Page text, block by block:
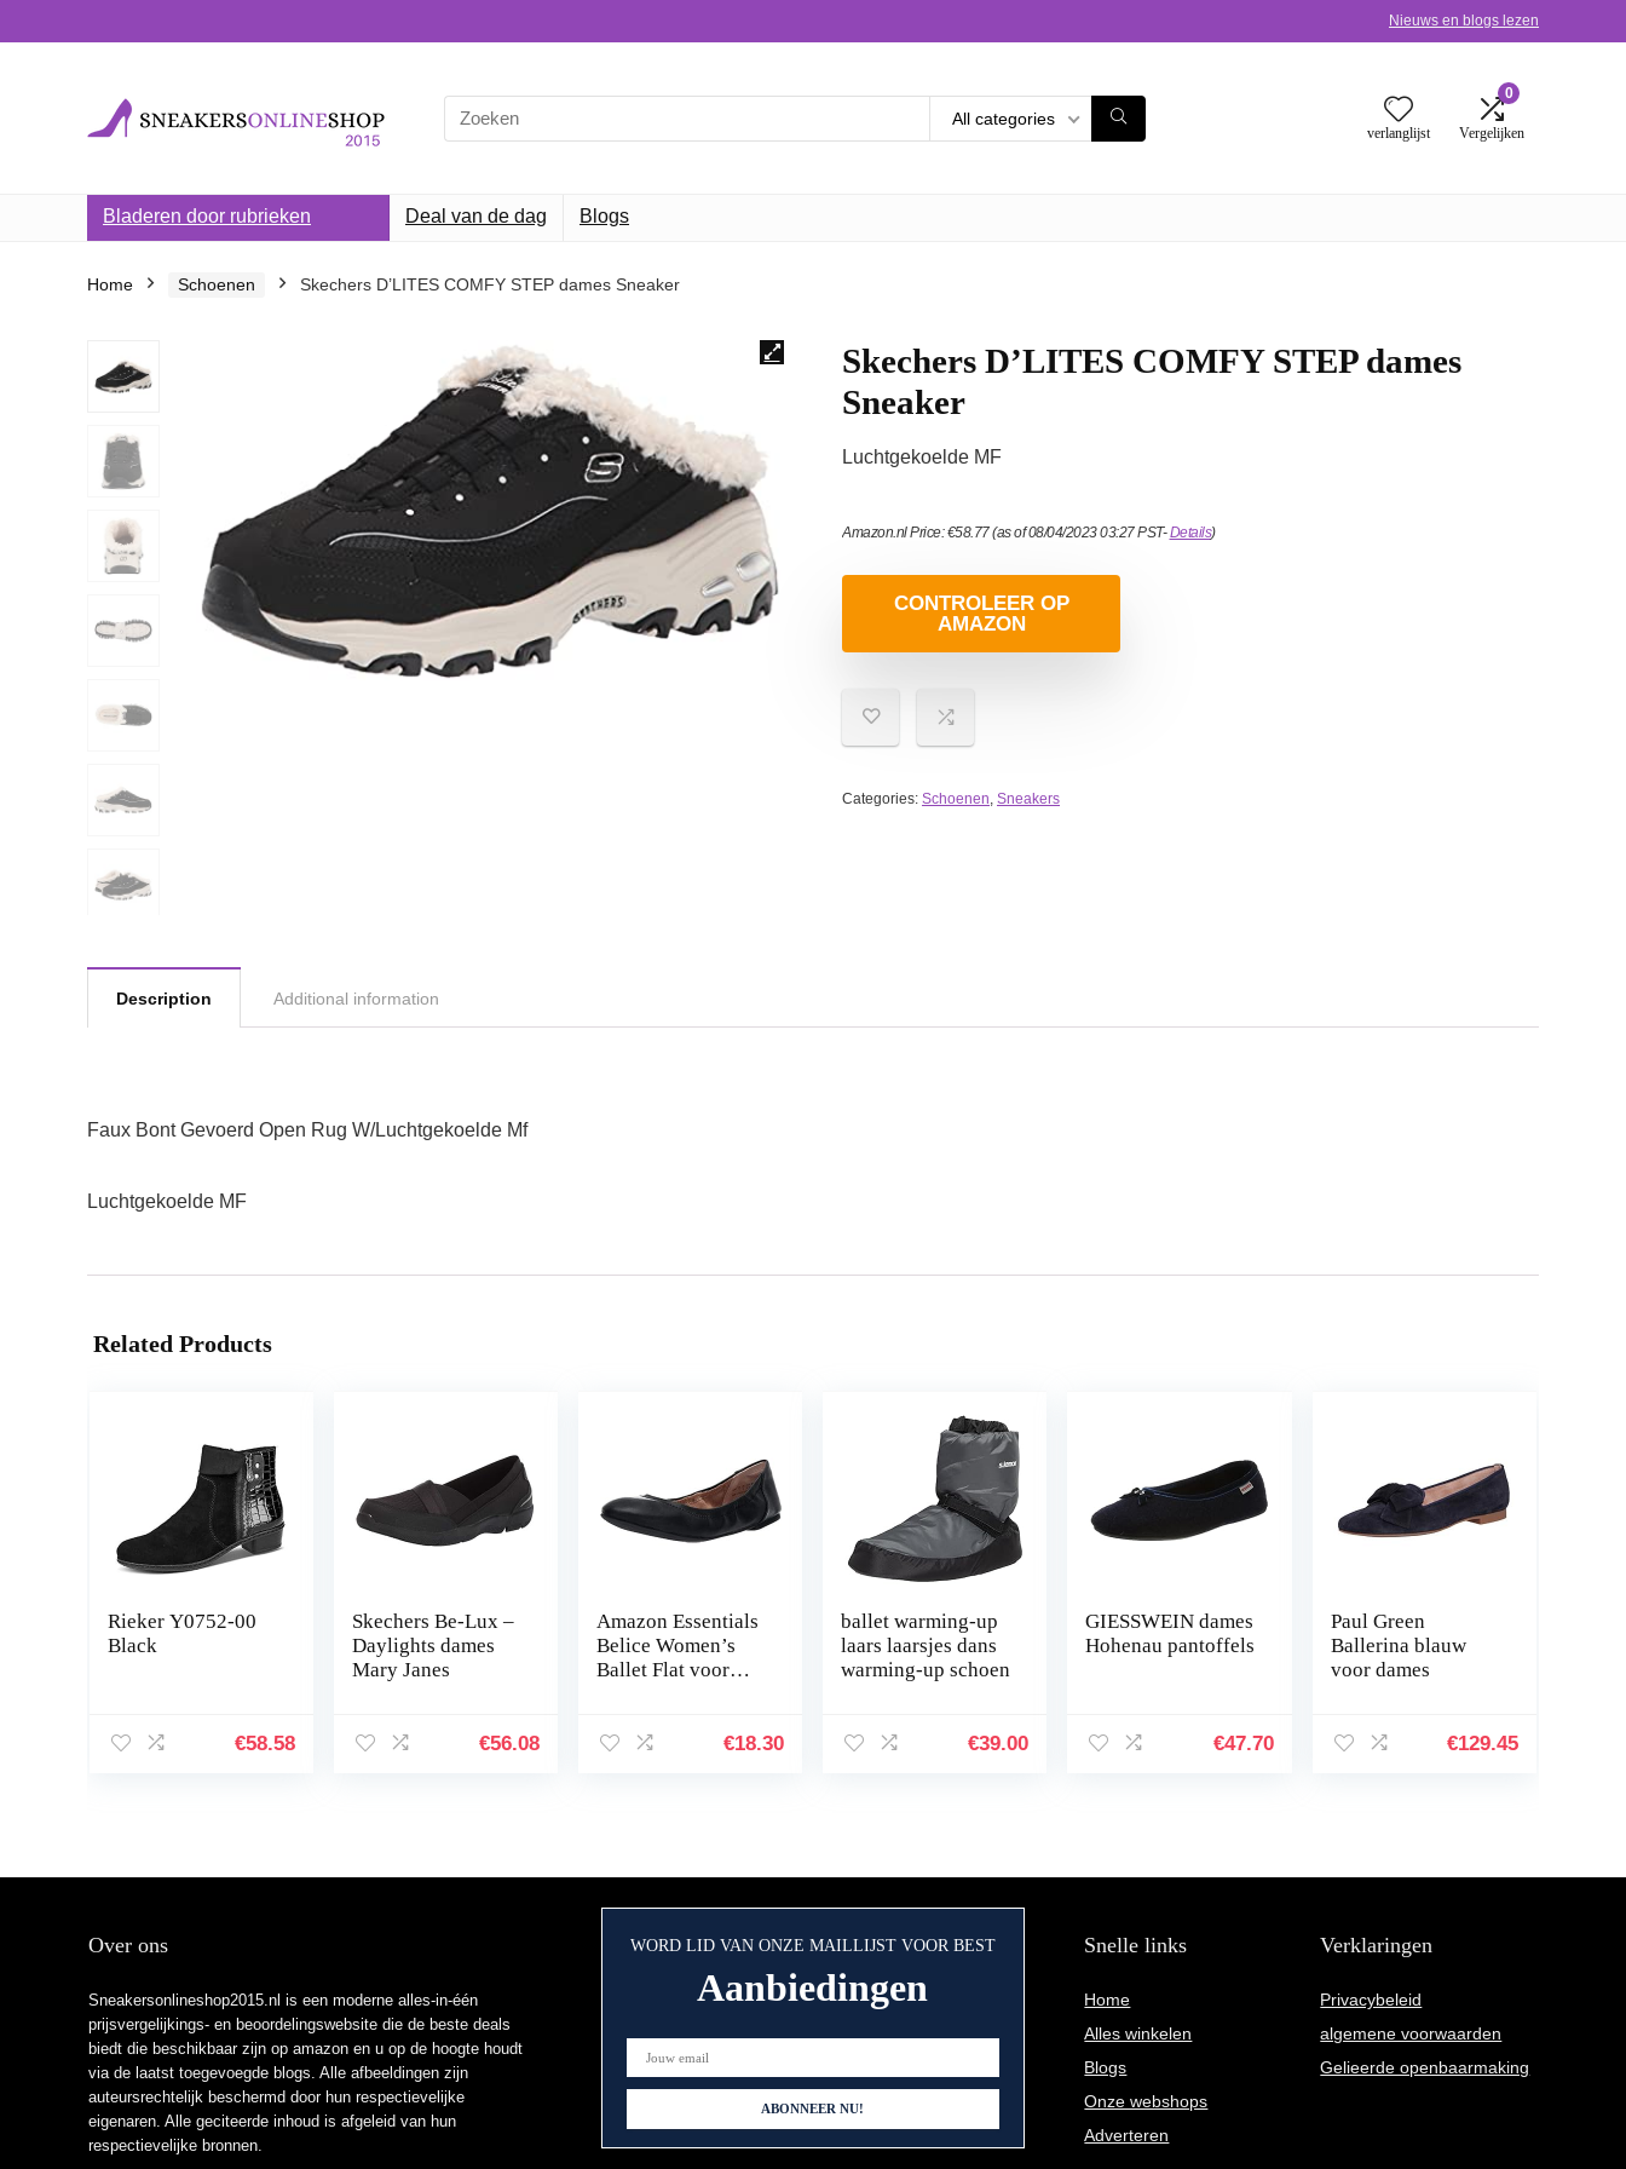
Nieuws en blogs lezen
Search
for:
All categories
verlanglijst
0
Vergelijken
Bladeren door rubrieken Deal van de dag Blogs
Home Schoenen Skechers D’LITES COMFY STEP dames Sneaker
Skechers D’LITES COMFY STEP dames
Sneaker
Luchtgekoelde MF
Amazon.nl Price:€58.77(as of 08/04/2023 03:27 PST-Details)
CONTROLEER OP
AMAZON
Categories: Schoenen, Sneakers
Description Additional information
Faux Bont Gevoerd Open Rug W/Luchtgekoelde Mf
Luchtgekoelde MF
Related Products
Rieker Y0752-00
Black
€58.58
Skechers Be-Lux –
Daylights dames
Mary Janes
€56.08
Amazon Essentials
Belice Women’s
Ballet Flat voor
€18.30
ballet warming-up
laars laarsjes dans
warming-up schoen
€39.00
GIESSWEIN dames
Hohenau pantoffels
€47.70
Paul Green
Ballerina blauw
voor dames
€129.45
Over ons
Sneakersonlineshop2015.nl is een moderne alles-in-één
prijsvergelijkings- en beoordelingswebsite die de beste deals
biedt die beschikbaar zijn op amazon en u op de hoogte houdt
via de laatst toegevoegde blogs. Alle afbeeldingen zijn
auteursrechtelijk beschermd door hun respectievelijke
eigenaren. Alle geciteerde inhoud is afgeleid van hun
respectievelijke bronnen.
WORD LID VAN ONZE MAILLIJST VOOR BEST
Aanbiedingen
Snelle links
Home
Alles winkelen
Blogs
Onze webshops
Adverteren
Verklaringen
Privacybeleid
algemene voorwaarden
Gelieerde openbaarmaking